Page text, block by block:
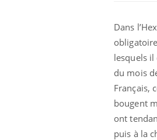
Dans
lesquels
du mois
Français,
bougent
ont
puis à la
expliquer ma
Il y a des sujets qui
d'autres non ! D'un
questions sur la